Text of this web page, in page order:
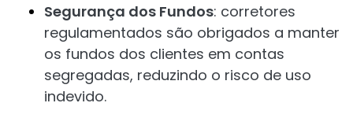
Segurança dos Fundos: corretores
regulamentados são obrigados a manter
os fundos dos clientes em contas
segregadas, reduzindo o risco de uso
indevido.